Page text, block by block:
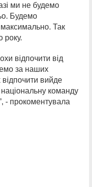
ми не будемо
Будемо
Так
року.
відпочити від
за наших
відпочити вийде
команду
- прокоментувала